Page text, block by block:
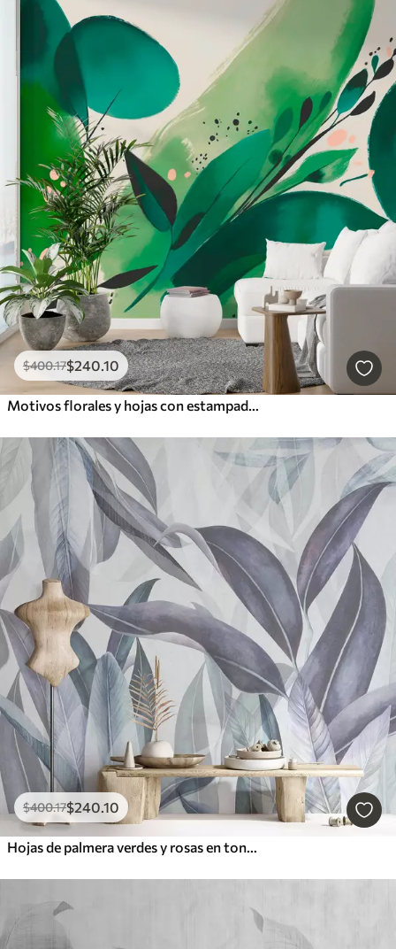
$400.17$240.10
Motivos florales y hojas con estampado abstracto, minimalismo
$400.17$240.10
Hojas de palmera verdes y rosas en tonos azules